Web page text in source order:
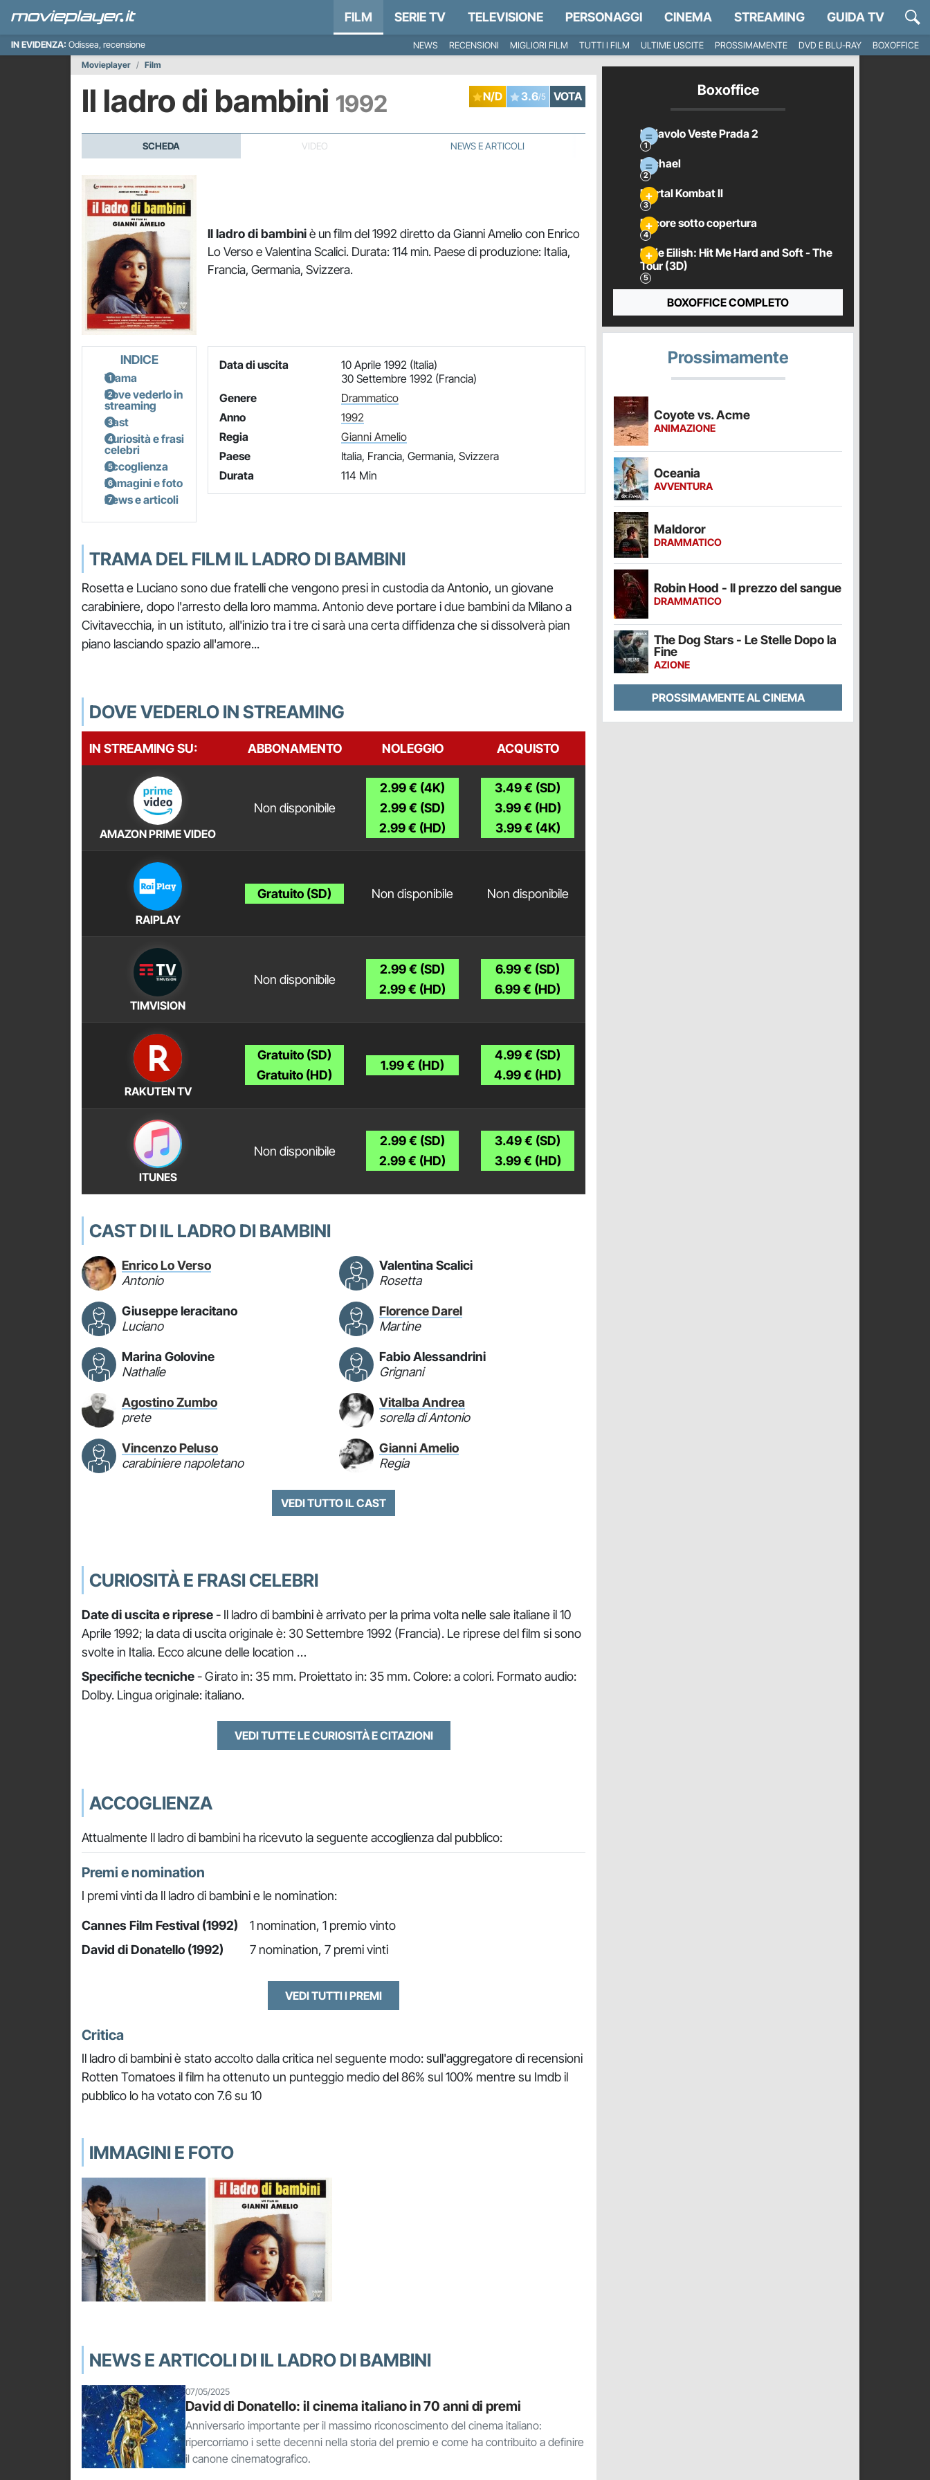
FILM SERIE TV TELEVISIONE PERSONAGGI CINEMA STREAMING GUIDA TV
IN EVIDENZA: Odissea, recensione NEWS RECENSIONI MIGLIORI FILM TUTTI I FILM ULTIME USCITE PROSSIMAMENTE DVD E BLU-RAY
BOXOFFICE
Movieplayer
Film
Il ladro di bambini 1992 N/D 3.6/5 VOTA
SCHEDA VIDEO NEWS E ARTICOLI
Il ladro di bambiniè un film del 1992 diretto da Gianni Amelio con Enrico
Lo Verso e Valentina Scalici. Durata: 114 min. Paese di produzione: Italia,
Francia, Germania, Svizzera.
INDICE
Trama
Dove vederlo in
streaming
Cast
Curiosità e frasi
celebri
Accoglienza
Immagini e foto
News e articoli
Data di uscita
10 Aprile 1992 (Italia)
30 Settembre 1992 (Francia)
Genere
Drammatico
Anno
1992
Regia
Gianni Amelio
Paese
Italia, Francia, Germania, Svizzera
Durata
114 Min
TRAMA DEL FILM IL LADRO DI BAMBINI
Rosetta e Luciano sono due fratelli che vengono presi in custodia da Antonio, un giovane
carabiniere, dopo l'arresto della loro mamma. Antonio deve portare i due bambini da Milano a
Civitavecchia, in un istituto, all'inizio tra i tre ci sarà una certa diffidenza che si dissolverà pian
piano lasciando spazio all'amore...
DOVE VEDERLO IN STREAMING
IN STREAMING SU: ABBONAMENTO NOLEGGIO ACQUISTO
AMAZON PRIME VIDEO
Non disponibile
2.99 € (4K)
2.99 € (SD)
2.99 € (HD)
3.49 € (SD)
3.99 € (HD)
3.99 € (4K)
RAIPLAY
Gratuito (SD) Non disponibile Non disponibile
TIMVISION
Non disponibile
2.99 € (SD)
2.99 € (HD)
6.99 € (SD)
6.99 € (HD)
RAKUTEN TV
Gratuito (SD)
Gratuito (HD)
1.99 € (HD)
4.99 € (SD)
4.99 € (HD)
ITUNES
Non disponibile
2.99 € (SD)
2.99 € (HD)
3.49 € (SD)
3.99 € (HD)
CAST DI IL LADRO DI BAMBINI
Enrico Lo Verso
Antonio
Valentina Scalici
Rosetta
Giuseppe Ieracitano
Luciano
Florence Darel
Martine
Marina Golovine
Nathalie
Fabio Alessandrini
Grignani
Agostino Zumbo
prete
Vitalba Andrea
sorella di Antonio
Vincenzo Peluso
carabiniere napoletano
Gianni Amelio
Regia
VEDI TUTTO IL CAST
CURIOSITÀ E FRASI CELEBRI
Date di uscita e riprese- Il ladro di bambini è arrivato per la prima volta nelle sale italiane il 10
Aprile 1992; la data di uscita originale è: 30 Settembre 1992 (Francia). Le riprese del film si sono
svolte in Italia. Ecco alcune delle location …
Specifiche tecniche- Girato in: 35 mm. Proiettato in: 35 mm. Colore: a colori. Formato audio:
Dolby. Lingua originale: italiano.
VEDI TUTTE LE CURIOSITÀ E CITAZIONI
ACCOGLIENZA
Attualmente Il ladro di bambini ha ricevuto la seguente accoglienza dal pubblico:
Premi e nomination
I premi vinti da Il ladro di bambini e le nomination:
Cannes Film Festival (1992)
1 nomination, 1 premio vinto
David di Donatello (1992)
7 nomination, 7 premi vinti
VEDI TUTTI I PREMI
Critica
Il ladro di bambini è stato accolto dalla critica nel seguente modo: sull'aggregatore di recensioni
Rotten Tomatoes il film ha ottenuto un punteggio medio del 86% sul 100% mentre su Imdb il
pubblico lo ha votato con 7.6 su 10
IMMAGINI E FOTO
NEWS E ARTICOLI DI IL LADRO DI BAMBINI
07/05/2025
David di Donatello: il cinema italiano in 70 anni di premi
Anniversario importante per il massimo riconoscimento del cinema italiano:
ripercorriamo i sette decenni nella storia del premio e come ha contribuito a definire
il canone cinematografico.
Boxoffice
Il Diavolo Veste Prada 2
Michael
Mortal Kombat II
Pecore sotto copertura
Billie Eilish: Hit Me Hard and Soft - The
Tour (3D)
BOXOFFICE COMPLETO
Prossimamente
Coyote vs. Acme
ANIMAZIONE
Oceania
AVVENTURA
Maldoror
DRAMMATICO
Robin Hood - Il prezzo del sangue
DRAMMATICO
The Dog Stars - Le Stelle Dopo la
Fine
AZIONE
PROSSIMAMENTE AL CINEMA